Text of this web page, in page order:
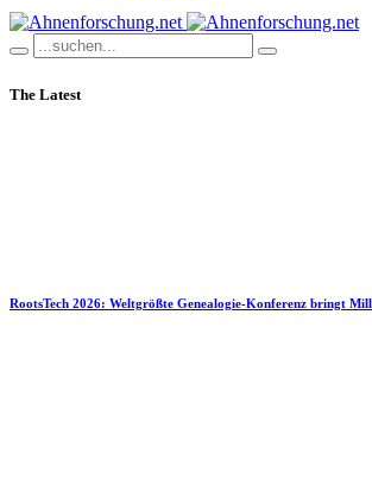
The Latest
RootsTech 2026: Weltgrößte Genealogie-Konferenz bringt